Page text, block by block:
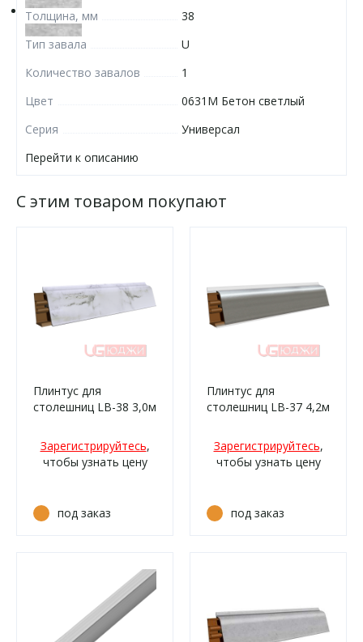
Толщина, мм
38
Тип завала
U
Количество завалов
1
Цвет
0631М Бетон светлый
Серия
Универсал
Перейти к описанию
С этим товаром покупают
Плинтус для
столешниц LB-38 3,0м
итальянский (3027м,
3027г, 0437м, 2349м,
730м, 730г,
Зарегистрируйтесь,
чтобы узнать цену
под заказ
Плинтус для
столешниц LB-37 4,2м
(116ам/210)
Зарегистрируйтесь,
чтобы узнать цену
под заказ